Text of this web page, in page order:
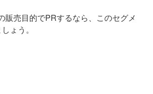
販売目的でPRするなら、このセグメ
ょう。